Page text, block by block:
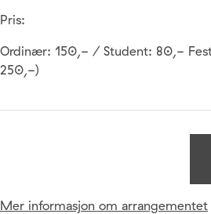
Pris:
Ordinær: 150,- / Student: 80,-
250,-)
Mer informasjon om arrangementet